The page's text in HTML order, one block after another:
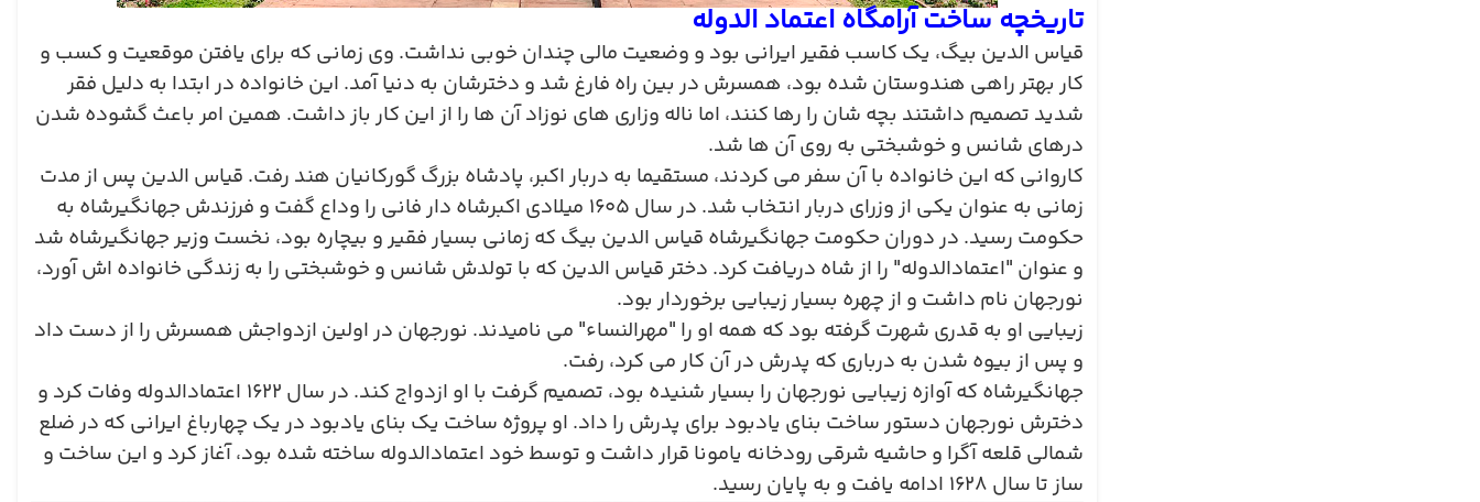
تاریخچه ساخت آرامگاه اعتماد الدوله
قیاس الدین بیگ، یک کاسب فقیر ایرانی بود و وضعیت مالی چندان خوبی نداشت. وی زمانی که برای یافتن موقعیت و کسب و
کار بهتر راهی هندوستان شده بود، همسرش در بین راه فارغ شد و دخترشان به دنیا آمد. این خانواده در ابتدا به دلیل فقر
شدید تصمیم داشتند بچه شان را رها کنند، اما ناله وزاری های نوزاد آن ها را از این کار باز داشت. همین امر باعث گشوده شدن
درهای شانس و خوشبختی به روی آن ها شد.
کاروانی که این خانواده با آن سفر می کردند، مستقیما به دربار اکبر، پادشاه بزرگ گورکانیان هند رفت. قیاس الدین پس از مدت
زمانی به عنوان یکی از وزرای دربار انتخاب شد. در سال ۱۶۰۵ میلادی اکبرشاه دار فانی را وداع گفت و فرزندش جهانگیرشاه به
حکومت رسید. در دوران حکومت جهانگیرشاه قیاس الدین بیگ که زمانی بسیار فقیر و بیچاره بود، نخست وزیر جهانگیرشاه شد
و عنوان "اعتمادالدوله" را از شاه دریافت کرد. دختر قیاس الدین که با تولدش شانس و خوشبختی را به زندگی خانواده اش آورد،
نورجهان نام داشت و از چهره بسیار زیبایی برخوردار بود.
زیبایی او به قدری شهرت گرفته بود که همه او را "مهرالنساء" می نامیدند. نورجهان در اولین ازدواجش همسرش را از دست داد
و پس از بیوه شدن به درباری که پدرش در آن کار می کرد، رفت.
جهانگیرشاه که آوازه زیبایی نورجهان را بسیار شنیده بود، تصمیم گرفت با او ازدواج کند. در سال ۱۶۲۲ اعتمادالدوله وفات کرد و
دخترش نورجهان دستور ساخت بنای یادبود برای پدرش را داد. او پروژه ساخت یک بنای یادبود در یک چهارباغ ایرانی که در ضلع
شمالی قلعه آگرا و حاشیه شرقی رودخانه یامونا قرار داشت و توسط خود اعتمادالدوله ساخته شده بود، آغاز کرد و این ساخت و
ساز تا سال ۱۶۲۸ ادامه یافت و به پایان رسید.